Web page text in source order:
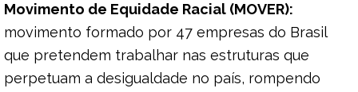
Movimento de Equidade Racial (MOVER):
movimento formado por 47 empresas do Brasil
que pretendem trabalhar nas estruturas que
perpetuam a desigualdade no país, rompendo